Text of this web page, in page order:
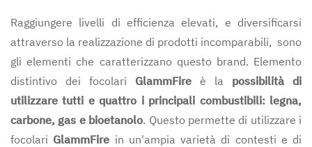
Raggiungere livelli di efficienza elevati, e diversificarsi
attraverso la realizzazione di prodotti incomparabili, sono
gli elementi che caratterizzano questo brand. Elemento
distintivo dei focolari GlammFire è la possibilità di
utilizzare tutti e quattro i principali combustibili: legna,
carbone, gas e bioetanolo. Questo permette di utilizzare i
focolari GlammFire in un'ampia varietà di contesti e di